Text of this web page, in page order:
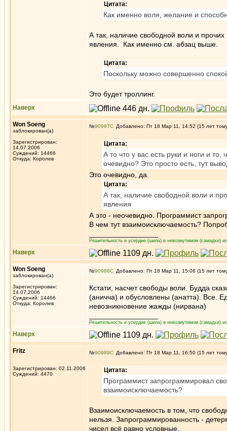
Цитата:
Как именно воля, желание и
А так, наличие свободной воли и
явления. Как именно см. абзац выше.
Цитата:
Поскольку можно совершенно
Это будет троллинг.
Наверх
Won Soeng
заблокирован(а)
Зарегистрирован:
14.07.2006
Суждений: 14466
Откуда: Королев
№90987 Добавлено: Пт 18 Мар 11, 14:52 (15 лет
Цитата:
А то что у вас есть руки и ноги и
очевидно? Это просто есть, тут
Это очевидно, да.
Цитата:
А так, наличие свободной воли и
явления
А это - неочевидно. Программист
В чем тут взаимоисключаемость?
Решительность и усердие (шила) в невозмутимом (самадхи)
Наверх
Won Soeng
заблокирован(а)
Зарегистрирован:
14.07.2006
Суждений: 14466
Откуда: Королев
№90988 Добавлено: Пт 18 Мар 11, 15:06 (15 лет
Кстати, насчет свободы воли. Будда
(аничча) и обусловлены (анатта). Все.
невозникновение жажды (нирвана)
Решительность и усердие (шила) в невозмутимом (самадхи)
Наверх
Fritz
Зарегистрирован: 02.11.2006
Суждений: 4470
№90989 Добавлено: Пт 18 Мар 11, 16:50 (15 лет
Цитата:
Программист запрограммировал
взаимоисключаемость?
Взаимоисключаемость в том, что
нельзя. Запрограммированность -
чисел всё равно условные.